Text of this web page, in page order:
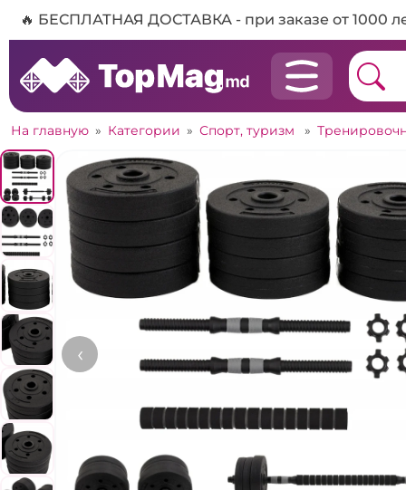
🔥 БЕСПЛАТНАЯ ДОСТАВКА - при заказе от 1000
На главную » Категории » Спорт, туризм »
‹